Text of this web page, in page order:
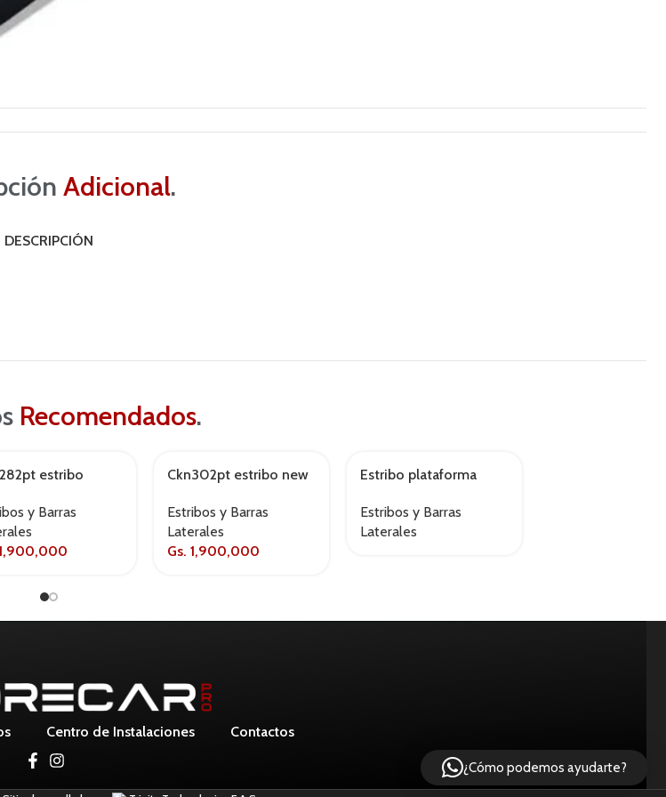
Adicional.
DESCRIPCIÓN
Recomendados.
estribo
y Barras
Ckn302pt estribo new
negro
Estribos y Barras
Laterales
Gs. 1,900,000
AGOTADO
Estribo plataforma
Estribos y Barras
Laterales
Centro de Instalaciones Contactos
¿Cómo podemos ayudarte?